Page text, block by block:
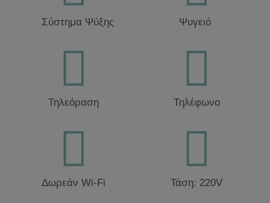
Σύστημα Ψύξης Ψυγειό
Τηλεόραση Τηλέφωνο
Δωρεάν Wi-Fi Τάση: 220V